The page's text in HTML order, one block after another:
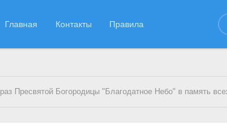
Главная Контакты Правила
Богородицы "Благодатное Небо" в память всех убиенных, умученных в России в ХХ веке, и в рассеянии сущих,